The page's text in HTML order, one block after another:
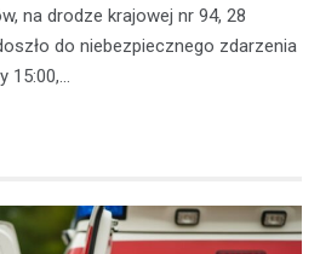
na drodze krajowej nr 94, 28
do niebezpiecznego zdarzenia
15:00,…